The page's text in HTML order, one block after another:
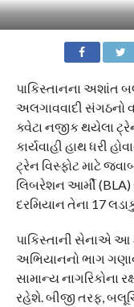
પાકિસ્તાનના અશાંત
અલગાવવાદી સંગઠનો
ક્વેટા નજીક થયેલા
કાર્યવાહી હાથ ધરી
ટ્રેન વિસ્ફોટ માટે
લિબરેશન આર્મી
દરમિયાન તેના 17
પાકિસ્તાની સેનાએ આ
અભિયાનનો ભાગ
સામાન્ય
રહેશે. બીજી તરફ,